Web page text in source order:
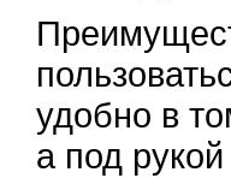
удобно в
а под